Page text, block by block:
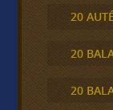
20
20
20